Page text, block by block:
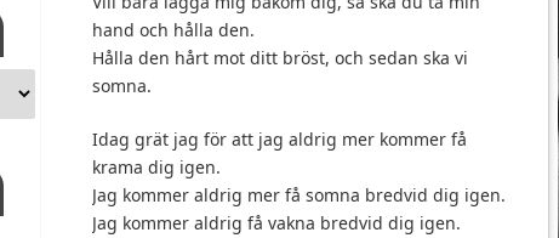
hand och hålla den.
Hålla den hårt mot ditt bröst, och sedan ska vi
somna.
Idag grät jag för att jag aldrig mer kommer få
krama dig igen.
Jag kommer aldrig mer få somna bredvid dig igen.
Jag kommer aldrig få vakna bredvid dig igen.